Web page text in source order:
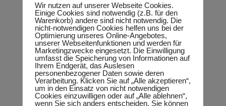
kleine Anfrage -
Regionales
Übergangsmanagem
ent (RÜMSA) Teil III
Wir nutzen auf unserer Webseite Cookies.
Einige Cookies sind notwendig (z.B. für den
Warenkorb) andere sind nicht notwendig. Die
nicht-notwendigen Cookies helfen uns bei der
Optimierung unseres Online-Angebotes,
unserer Webseitenfunktionen und werden für
Marketingzwecke eingesetzt. Die Einwilligung
umfasst die Speicherung von Informationen auf
Ihrem Endgerät, das Auslesen
personenbezogener Daten sowie deren
Verarbeitung. Klicken Sie auf „Alle akzeptieren“,
um in den Einsatz von nicht notwendigen
Cookies einzuwilligen oder auf „Alle ablehnen“,
wenn Sie sich anders entscheiden. Sie können